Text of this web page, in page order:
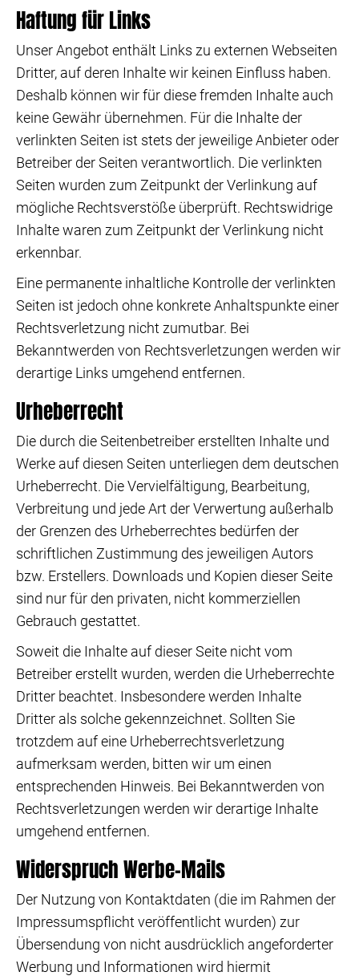
Haftung für Links
Unser Angebot enthält Links zu externen Webseiten
Dritter, auf deren Inhalte wir keinen Einfluss haben.
Deshalb können wir für diese fremden Inhalte auch
keine Gewähr übernehmen. Für die Inhalte der
verlinkten Seiten ist stets der jeweilige Anbieter oder
Betreiber der Seiten verantwortlich. Die verlinkten
Seiten wurden zum Zeitpunkt der Verlinkung auf
mögliche Rechtsverstöße überprüft. Rechtswidrige
Inhalte waren zum Zeitpunkt der Verlinkung nicht
erkennbar.
Eine permanente inhaltliche Kontrolle der verlinkten
Seiten ist jedoch ohne konkrete Anhaltspunkte einer
Rechtsverletzung nicht zumutbar. Bei
Bekanntwerden von Rechtsverletzungen werden wir
derartige Links umgehend entfernen.
Urheberrecht
Die durch die Seitenbetreiber erstellten Inhalte und
Werke auf diesen Seiten unterliegen dem deutschen
Urheberrecht. Die Vervielfältigung, Bearbeitung,
Verbreitung und jede Art der Verwertung außerhalb
der Grenzen des Urheberrechtes bedürfen der
schriftlichen Zustimmung des jeweiligen Autors
bzw. Erstellers. Downloads und Kopien dieser Seite
sind nur für den privaten, nicht kommerziellen
Gebrauch gestattet.
Soweit die Inhalte auf dieser Seite nicht vom
Betreiber erstellt wurden, werden die Urheberrechte
Dritter beachtet. Insbesondere werden Inhalte
Dritter als solche gekennzeichnet. Sollten Sie
trotzdem auf eine Urheberrechtsverletzung
aufmerksam werden, bitten wir um einen
entsprechenden Hinweis. Bei Bekanntwerden von
Rechtsverletzungen werden wir derartige Inhalte
umgehend entfernen.
Widerspruch Werbe-Mails
Der Nutzung von Kontaktdaten (die im Rahmen der
Impressumspflicht veröffentlicht wurden) zur
Übersendung von nicht ausdrücklich angeforderter
Werbung und Informationen wird hiermit